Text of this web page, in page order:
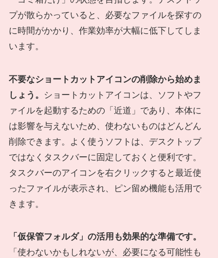
プが散らかっていると、必要なファイルを探すの
に時間がかかり、作業効率が大幅に低下してしま
います。
不要なショートカットアイコンの削除から始めま
しょう。
ショートカットアイコンは、ソフトやフ
ァイルを起動するための「近道」であり、本体に
は影響を与えないため、使わないものはどんどん
削除できます。よく使うソフトは、デスクトップ
ではなくタスクバーに固定しておくと便利です。
タスクバーのアイコンを右クリックすると最近使
ったファイルが表示され、ピン留め機能も活用で
きます。
「仮保管フォルダ」の活用も効果的な準備です。
「使わないかもしれないが、必要になる可能性も